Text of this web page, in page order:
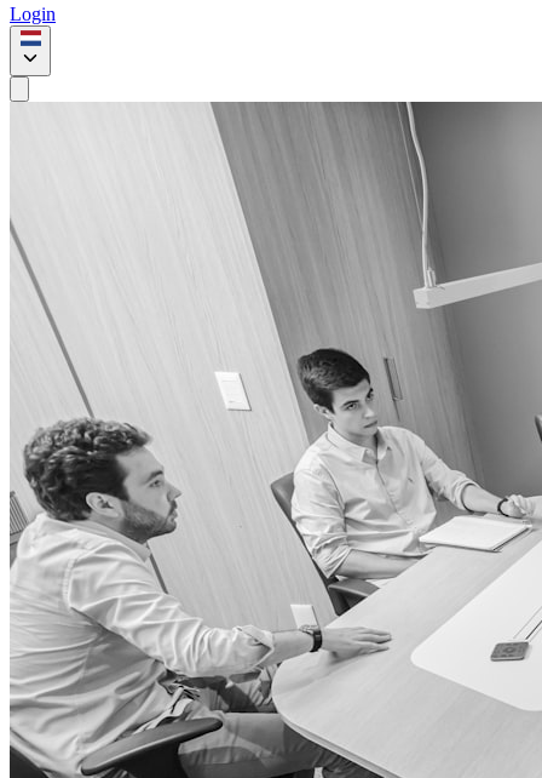
Login